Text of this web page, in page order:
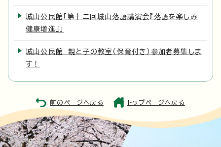
城山公民館「第十二回城山落語講演会『落語を楽しみ
健康増進』」
城山公民館 親と子の教室（保育付き）参加者募集しま
す！
前のページへ戻る トップページへ戻る